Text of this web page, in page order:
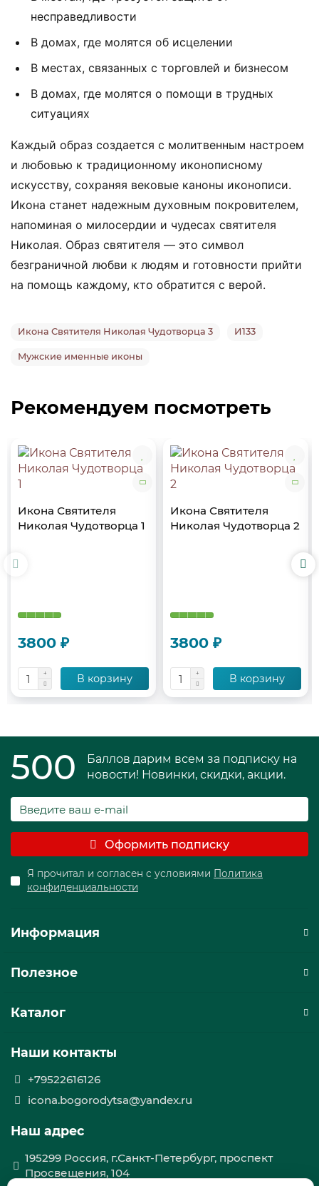
несправедливости
В домах, где молятся об исцелении
В местах, связанных с торговлей и бизнесом
В домах, где молятся о помощи в трудных
ситуациях
Каждый образ создается с молитвенным настроем
и любовью к традиционному иконописному
искусству, сохраняя вековые каноны иконописи.
Икона станет надежным духовным покровителем,
напоминая о милосердии и чудесах святителя
Николая. Образ святителя — это символ
безграничной любви к людям и готовности прийти
на помощь каждому, кто обратится с верой.
Икона Святителя Николая Чудотворца 3 И133
Мужские именные иконы
Рекомендуем посмотреть
Икона Святителя
Николая Чудотворца 1
3800 ₽
В корзину
Икона Святителя
Николая Чудотворца 2
3800 ₽
В корзину
500
Баллов дарим всем за подписку на
новости! Новинки, скидки, акции.
Оформить подписку
Я прочитал и согласен с условиями Политика
конфиденциальности
Информация
Полезное
Каталог
Наши контакты
+79522616126
icona.bogorodytsa@yandex.ru
Наш адрес
195299 Россия, г.Санкт-Петербург, проспект
Просвещения, 104